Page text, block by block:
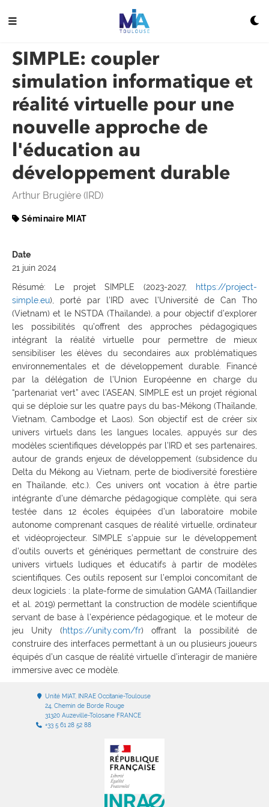
SIMPLE: coupler
simulation informatique et
réalité virtuelle pour une
nouvelle approche de
l'éducation au
développement durable
Arthur Brugière (IRD)
Séminaire MIAT
Date
21 juin 2024
Résumé: Le projet SIMPLE (2023-2027, https://project-
simple.eu), porté par l’IRD avec l’Université de Can Tho
(Vietnam) et le NSTDA (Thaïlande), a pour objectif d’explorer
les possibilités qu’offrent des approches pédagogiques
intégrant la réalité virtuelle pour permettre de mieux
sensibiliser les élèves du secondaires aux problématiques
environnementales et de développement durable. Financé
par la délégation de l’Union Européenne en charge du
“partenariat vert” avec l’ASEAN, SIMPLE est un projet régional
qui se déploie sur les quatre pays du bas-Mékong (Thaïlande,
Vietnam, Cambodge et Laos). Son objectif est de créer six
univers virtuels dans les langues locales, appuyés sur des
modèles scientifiques développés par l’IRD et ses partenaires,
autour de grands enjeux de développement (subsidence du
Delta du Mékong au Vietnam, perte de biodiversité forestière
en Thaïlande, etc.). Ces univers ont vocation à être partie
intégrante d’une démarche pédagogique complète, qui sera
testée dans 12 écoles équipées d’un laboratoire mobile
autonome comprenant casques de réalité virtuelle, ordinateur
et vidéoprojecteur. SIMPLE s’appuie sur le développement
d’outils ouverts et génériques permettant de construire des
univers virtuels ludiques et éducatifs à partir de modèles
scientifiques. Ces outils reposent sur l’emploi concomitant de
deux logiciels : la plate-forme de simulation GAMA (Taillandier
et al. 2019) permettant la construction de modèle scientifique
servant de base à l’expérience pédagogique, et le moteur de
jeu Unity (https://unity.com/fr) offrant la possibilité de
construire des interfaces permettant à un ou plusieurs joueurs
équipés d’un casque de réalité virtuelle d’interagir de manière
immersive avec ce modèle.
Unité MIAT, INRAE Occitanie-Toulouse
24, Chemin de Borde Rouge
31320 Auzeville-Tolosane FRANCE
+33 5 61 28 52 88